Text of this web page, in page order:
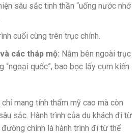
sâu sắc tinh thần “uống nước nhớ
cuối cùng trên trục chính.
các tháp mộ: Nằm bên ngoài trục
“ngoại quốc”, bao bọc lấy cụm kiến
mang tính thẩm mỹ cao mà còn
sắc. Hành trình của du khách đi từ
chính là hành trình đi từ thế